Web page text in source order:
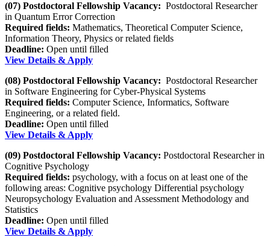
(07) Postdoctoral Fellowship Vacancy: Postdoctoral Researcher
in Quantum Error Correction
Required fields: Mathematics, Theoretical Computer Science,
Information Theory, Physics or related fields
Deadline: Open until filled
View Details & Apply
(08) Postdoctoral Fellowship Vacancy: Postdoctoral Researcher
in Software Engineering for Cyber-Physical Systems
Required fields: Computer Science, Informatics, Software
Engineering, or a related field.
Deadline: Open until filled
View Details & Apply
(09) Postdoctoral Fellowship Vacancy: Postdoctoral Researcher in
Cognitive Psychology
Required fields: psychology, with a focus on at least one of the
following areas: Cognitive psychology Differential psychology
Neuropsychology Evaluation and Assessment Methodology and
Statistics
Deadline: Open until filled
View Details & Apply